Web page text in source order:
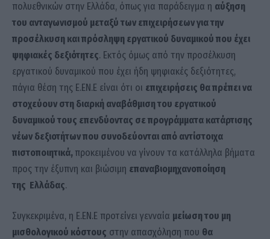
πολυεθνικών στην Ελλάδα, όπως για παράδειγμα η αύξηση
του ανταγωνισμού μεταξύ των επιχειρήσεων για την
προσέλκυση και πρόσληψη εργατικού δυναμικού που έχει
ψηφιακές δεξιότητες. Εκτός όμως από την προσέλκυση
εργατικού δυναμικού που έχει ήδη ψηφιακές δεξιότητες,
πάγια θέση της Ε.ΕΝ.Ε είναι ότι οι επιχειρήσεις θα πρέπει να
στοχεύουν στη διαρκή αναβάθμιση του εργατικού
δυναμικού τους επενδύοντας σε προγράμματα κατάρτισης
νέων δεξιοτήτων που συνοδεύονται από αντίστοιχα
πιστοποιητικά, προκειμένου να γίνουν τα κατάλληλα βήματα
προς την έξυπνη και βιώσιμη επαναβιομηχανοποίηση
της Ελλάδας.
Συγκεκριμένα, η Ε.ΕΝ.Ε προτείνει γενναία μείωση του μη
μισθολογικού κόστους στην απασχόληση που θα